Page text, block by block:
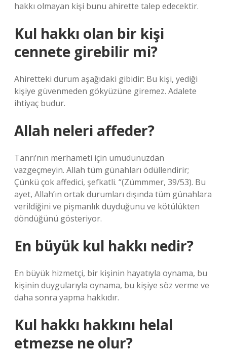
hakkı olmayan kişi bunu ahirette talep edecektir.
Kul hakkı olan bir kişi
cennete girebilir mi?
Ahiretteki durum aşağıdaki gibidir: Bu kişi, yediği
kişiye güvenmeden gökyüzüne giremez. Adalete
ihtiyaç budur.
Allah neleri affeder?
Tanrı’nın merhameti için umudunuzdan
vazgeçmeyin. Allah tüm günahları ödüllendirir;
Çünkü çok affedici, şefkatli. “(Zümmmer, 39/53). Bu
ayet, Allah’ın ortak durumları dışında tüm günahlara
verildiğini ve pişmanlık duyduğunu ve kötülükten
döndüğünü gösteriyor.
En büyük kul hakkı nedir?
En büyük hizmetçi, bir kişinin hayatıyla oynama, bu
kişinin duygularıyla oynama, bu kişiye söz verme ve
daha sonra yapma hakkıdır.
Kul hakkı hakkını helal
etmezse ne olur?